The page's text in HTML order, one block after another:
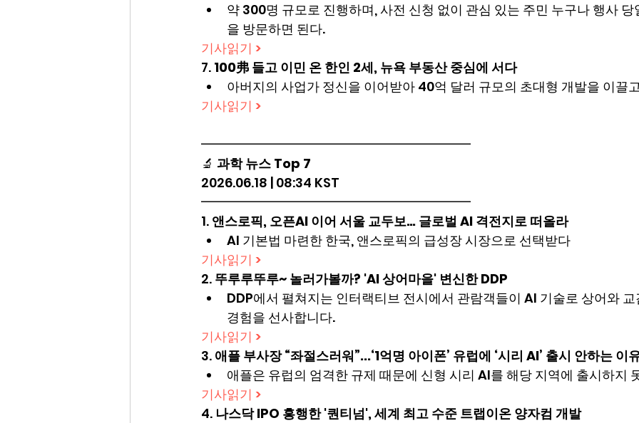
약 300명 규모로 진행하며, 사전 신청 없이 관심 있는 주민 누구나 행사
을 방문하면 된다.
기사읽기 >
7. 100弗 들고 이민 온 한인 2세, 뉴욕 부동산 중심에 서다
아버지의 사업가 정신을 이어받아 40억 달러 규모의 초대형 개발을 이끌
기사읽기 >
━━━━━━━━━━━━━━━━━━━━━
🔬 과학 뉴스 Top 7
2026.06.18 | 08:34 KST
━━━━━━━━━━━━━━━━━━━━━
1. 앤스로픽, 오픈AI 이어 서울 교두보… 글로벌 AI 격전지로 떠올라
AI 기본법 마련한 한국, 앤스로픽의 급성장 시장으로 선택받다
기사읽기 >
2. 뚜루루뚜루~ 놀러가볼까? 'AI 상어마을' 변신한 DDP
DDP에서 펼쳐지는 인터랙티브 전시에서 관람객들이 AI 기술로 상어와
경험을 선사합니다.
기사읽기 >
3. 애플 부사장 “좌절스러워”...‘1억명 아이폰’ 유럽에 ‘시리 AI’ 출시 안하는 이
애플은 유럽의 엄격한 규제 때문에 신형 시리 AI를 해당 지역에 출시하지
기사읽기 >
4. 나스닥 IPO 흥행한 '퀀티넘', 세계 최고 수준 트랩이온 양자컴 개발